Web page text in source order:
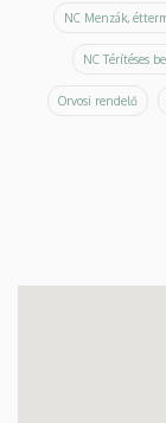
NC Menzák,
NC Térítéses
Orvosi rendelő